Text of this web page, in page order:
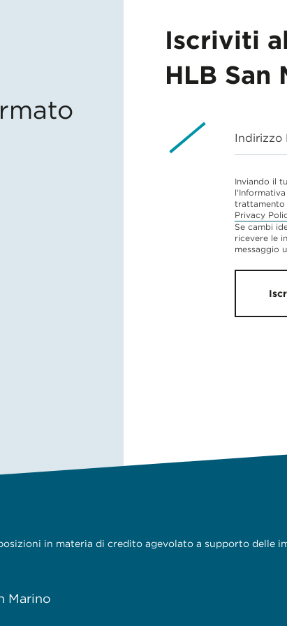
Iscriviti
HLB San
Indirizzo
Inviando il
trattamento
Privacy
Se cambi
ricevere le
messaggio
in materia di credito agevolato a supporto delle
Marino